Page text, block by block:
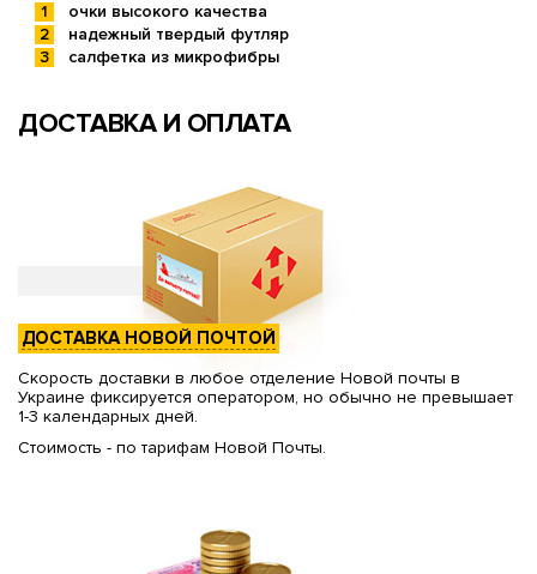
очки высокого качества
надежный твердый футляр
салфетка из микрофибры
ДОСТАВКА И ОПЛАТА
ДОСТАВКА НОВОЙ ПОЧТОЙ
Скорость доставки в любое отделение Новой почты в
Украине фиксируется оператором, но обычно не превышает
1-3 календарных дней.
Стоимость - по тарифам Новой Почты.